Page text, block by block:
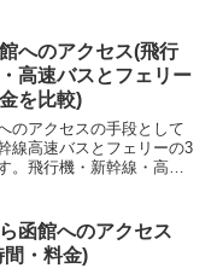
までの直行便はありませ
へのアクセス(飛行
高速バスとフェリー
を比較)
のアクセスの手段として
線高速バスとフェリーの3
。飛行機・新幹線・高速
58分38,170円高速バスと
函館へのアクセス
・料金)